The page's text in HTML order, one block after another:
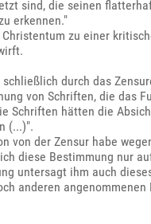
sind, die seinen
erkennen."
zu einer
durch das
von Schriften, die das
Schriften hätten die
(...)".
von der Zensur habe
diese Bestimmung nur
untersagt ihm auch
anderen angenommenen